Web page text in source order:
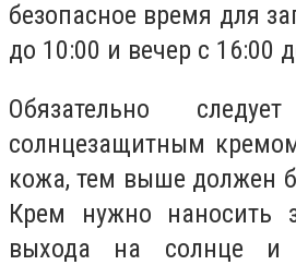
безопасное время для
до 10:00 и вечер с 16:00
Обязательно
солнцезащитным
кожа, тем выше должен
Крем нужно наносить
выхода на солнце и